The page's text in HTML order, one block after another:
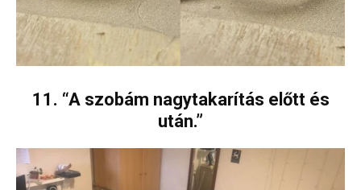
11. “A szobám nagytakarítás előtt és
után.”